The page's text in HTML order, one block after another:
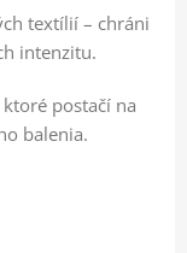
textílií – chráni
intenzitu.
postačí na
balenia.